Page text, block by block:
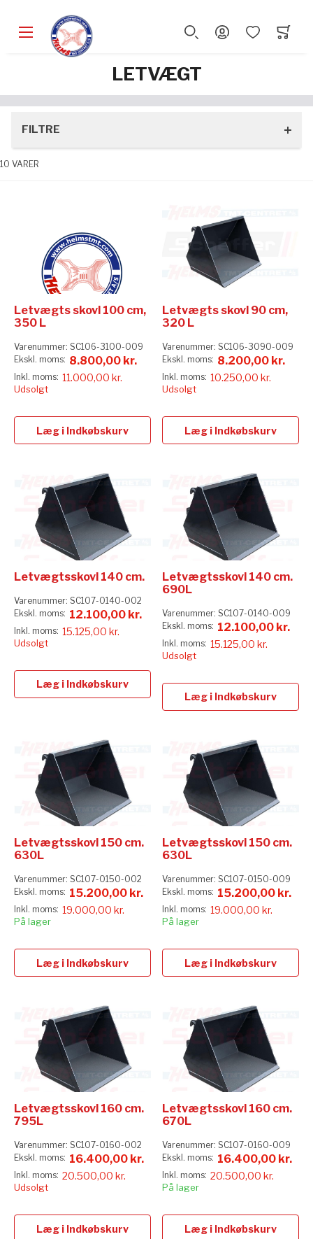
LETVÆGT
10 VARER
11.000,00 kr.
8.800,00 kr.
Letvægts skovl 100 cm,
350 L
Varenummer: SC106-3100-009
Udsolgt
Læg i Indkøbskurv
10.250,00 kr.
8.200,00 kr.
Letvægts skovl 90 cm,
320 L
Varenummer: SC106-3090-009
Udsolgt
Læg i Indkøbskurv
15.125,00 kr.
12.100,00 kr.
Letvægtsskovl 140 cm.
Varenummer: SC107-0140-002
Udsolgt
Læg i Indkøbskurv
15.125,00 kr.
12.100,00 kr.
Letvægtsskovl 140 cm.
690L
Varenummer: SC107-0140-009
Udsolgt
Læg i Indkøbskurv
19.000,00 kr.
15.200,00 kr.
Letvægtsskovl 150 cm.
630L
Varenummer: SC107-0150-002
På lager
Læg i Indkøbskurv
19.000,00 kr.
15.200,00 kr.
Letvægtsskovl 150 cm.
630L
Varenummer: SC107-0150-009
På lager
Læg i Indkøbskurv
20.500,00 kr.
16.400,00 kr.
Letvægtsskovl 160 cm.
795L
Varenummer: SC107-0160-002
Udsolgt
Læg i Indkøbskurv
20.500,00 kr.
16.400,00 kr.
Letvægtsskovl 160 cm.
670L
Varenummer: SC107-0160-009
På lager
Læg i Indkøbskurv
FILTRE